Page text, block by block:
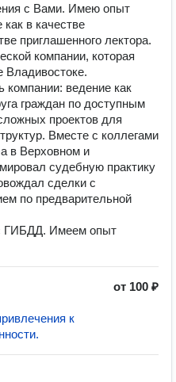
с Вами. Имею опыт
как в качестве
приглашенного лектора.
компании, которая
Владивостоке.
компании: ведение как
граждан по доступным
проектов для
Вместе с коллегами
в Верховном и
судебную практику
сделки с
по предварительной
ГИБДД. Имеем опыт
от 100 ₽
к